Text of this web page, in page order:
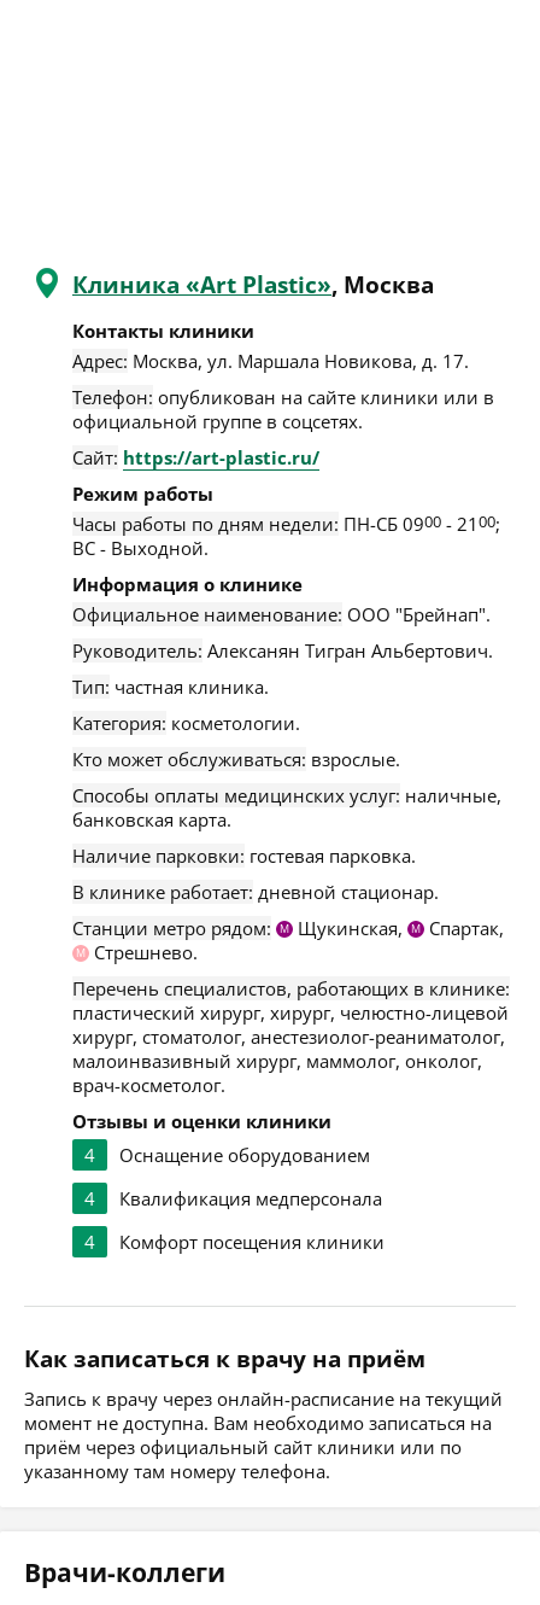
Клиника «Art Plastic», Москва
Контакты клиники
Адрес: Москва, ул. Маршала Новикова, д. 17.
Телефон: опубликован на сайте клиники или в
официальной группе в соцсетях.
Сайт: https://art-plastic.ru/
Режим работы
Часы работы по дням недели: ПН-СБ 0900 - 2100;
ВС - Выходной.
Информация о клинике
Официальное наименование: ООО "Брейнап".
Руководитель: Алексанян Тигран Альбертович.
Тип: частная клиника.
Категория: косметологии.
Кто может обслуживаться: взрослые.
Способы оплаты медицинских услуг: наличные,
банковская карта.
Наличие парковки: гостевая парковка.
В клинике работает: дневной стационар.
Станции метро рядом:
М Щукинская, М Спартак,
М
Стрешнево.
Перечень специалистов, работающих в клинике:
пластический хирург, хирург, челюстно-лицевой
хирург, стоматолог, анестезиолог-реаниматолог,
малоинвазивный хирург, маммолог, онколог,
врач-косметолог.
Отзывы и оценки клиники
4
Оснащение оборудованием
4
Квалификация медперсонала
4
Комфорт посещения клиники
Как записаться к врачу на приём
Запись к врачу через онлайн-расписание на текущий
момент не доступна. Вам необходимо записаться на
приём через официальный сайт клиники или по
указанному там номеру телефона.
Врачи-коллеги